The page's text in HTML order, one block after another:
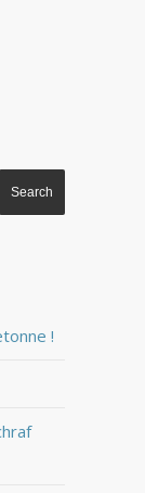
!